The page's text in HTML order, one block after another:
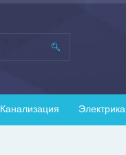
Канализация Электрика